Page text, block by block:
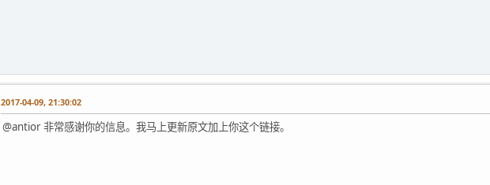
2017-04-09, 21:30:02
@antior 非常感谢你的信息。我马上更新原文加上你这个链接。